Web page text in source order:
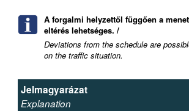
A forgalmi helyzettől függően a
eltérés lehetséges. /
Deviations from the schedule are
on the traffic situation.
Jelmagyarázat
Explanation